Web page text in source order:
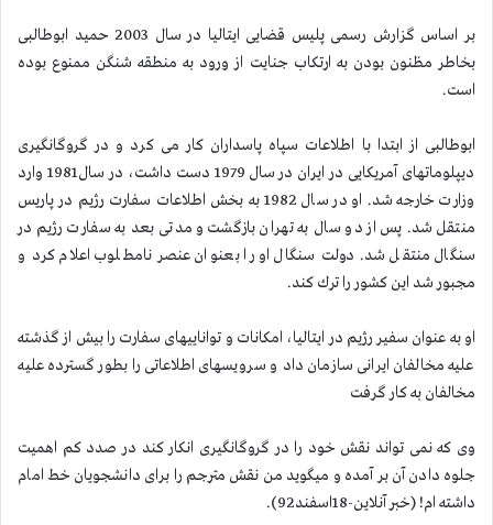
بر اساس گزارش رسمی پلیس قضایی ایتالیا در سال 2003 حمید ابوطالبی
بخاطر مظنون بودن به ارتكاب جنایت از ورود به منطقه شنگن ممنوع بوده
است.
ابوطالبی از ابتدا با اطلاعات سپاه پاسداران كار می كرد و در گروگانگیری
دیپلوماتهای آمریكایی در ایران در سال 1979 دست داشت، در سال1981 وارد
وزارت خارجه شد. او در سال 1982 به بخش اطلاعات سفارت رژیم در پاریس
منتقل شد. پس از دو سال به تهران بازگشت و مدتی بعد به سفارت رژیم در
سنگال منتقل شد. دولت سنگال او را بعنوان عنصر نامطلوب اعلام كرد و
مجبور شد این كشور را ترك كند.
او به عنوان سفیر رژیم در ایتالیا، امكانات و تواناییهای سفارت را بیش از گذشته
علیه مخالفان ایرانی سازمان داد و سرویسهای اطلاعاتی را بطور گسترده علیه
مخالفان به كار گرفت
وی كه نمی تواند نقش خود را در گروگانگیری انكار كند در صدد كم اهمیت
جلوه دادن آن بر آمده و میگوید من نقش مترجم را برای دانشجویان خط امام
داشته ام! (خبر آنلاین-18اسفند92).